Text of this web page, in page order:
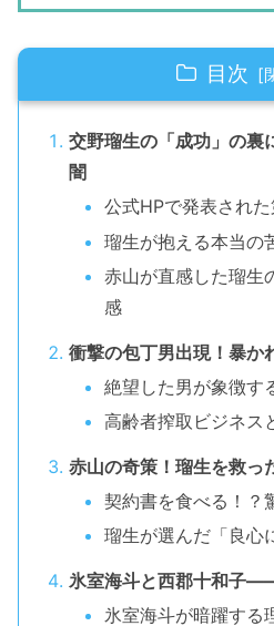
目次
交野瑠生の「成功」の裏
闇
公式HPで発表され
瑠生が抱える本当の
赤山が直感した瑠生
感
衝撃の包丁男出現！暴か
絶望した男が象徴す
高齢者搾取ビジネス
赤山の奇策！瑠生を救っ
契約書を食べる！？
瑠生が選んだ「良心
氷室海斗と西郡十和子
氷室海斗が暗躍する